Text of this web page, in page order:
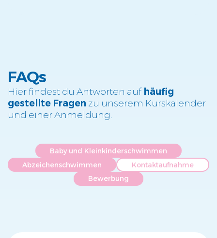
FAQs
Hier findest du Antworten auf häufig
gestellte Fragen zu unserem Kurskalender
und einer Anmeldung.
Baby und Kleinkinderschwimmen
Abzeichenschwimmen
Kontaktaufnahme
Bewerbung